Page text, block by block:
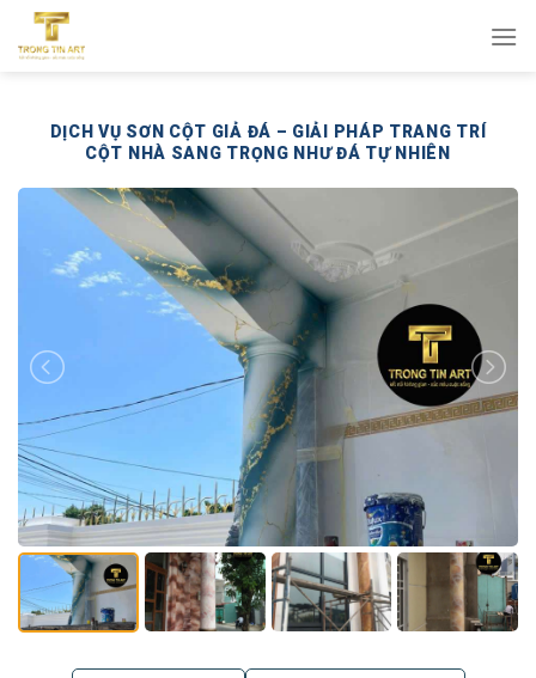
qua
DỊCH VỤ SƠN CỘT GIẢ ĐÁ – GIẢI PHÁP TRANG TRÍ
CỘT NHÀ SANG TRỌNG NHƯ ĐÁ TỰ NHIÊN